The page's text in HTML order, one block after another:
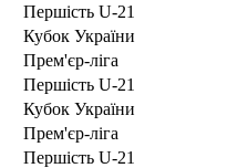
Першість U-21
Кубок України
Прем'єр-ліга
Першість U-21
Кубок України
Прем'єр-ліга
Першість U-21